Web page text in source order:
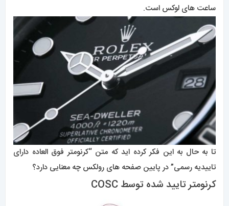
ساعت های لوکس است.
تا به حال به این فکر کرده اید که متن “کرنومتر فوق العاده دارای
تاییدیه رسمی” در پایین صفحه های رولکس چه معنایی دارد؟
کرنومتر تایید شده توسط COSC